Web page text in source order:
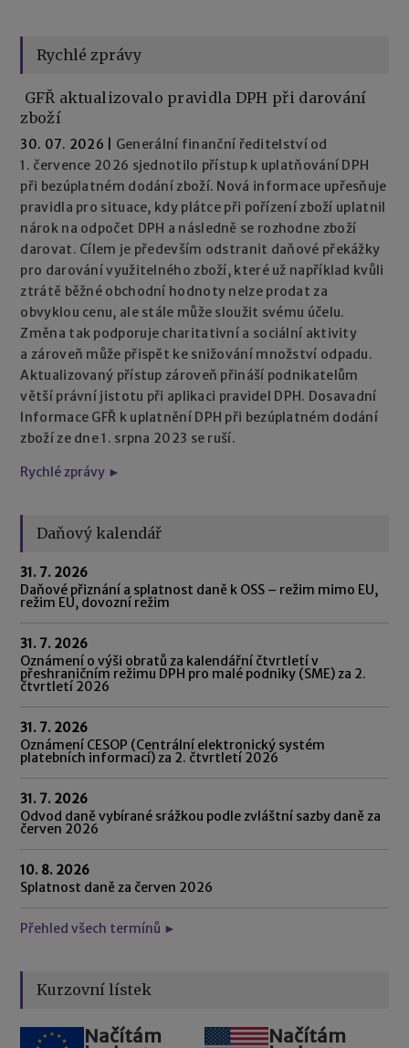
Rychlé zprávy
GFŘ aktualizovalo pravidla DPH při darování
zboží
30. 07. 2026
Generální finanční ředitelství od
1. července 2026 sjednotilo přístup k uplatňování DPH
při bezúplatném dodání zboží. Nová informace upřesňuje
pravidla pro situace, kdy plátce při pořízení zboží uplatnil
nárok na odpočet DPH a následně se rozhodne zboží
darovat. Cílem je především odstranit daňové překážky
pro darování využitelného zboží, které už například kvůli
ztrátě běžné obchodní hodnoty nelze prodat za
obvyklou cenu, ale stále může sloužit svému účelu.
Změna tak podporuje charitativní a sociální aktivity
a zároveň může přispět ke snižování množství odpadu.
Aktualizovaný přístup zároveň přináší podnikatelům
větší právní jistotu při aplikaci pravidel DPH. Dosavadní
Informace GFŘ k uplatnění DPH při bezúplatném dodání
zboží ze dne 1. srpna 2023 se ruší.
Rychlé zprávy ►
Daňový kalendář
31. 7. 2026
Daňové přiznání a splatnost daně k OSS – režim mimo EU,
režim EU, dovozní režim
31. 7. 2026
Oznámení o výši obratů za kalendářní čtvrtletí v
přeshraničním režimu DPH pro malé podniky (SME) za 2.
čtvrtletí 2026
31. 7. 2026
Oznámení CESOP (Centrální elektronický systém
platebních informací) za 2. čtvrtletí 2026
31. 7. 2026
Odvod daně vybírané srážkou podle zvláštní sazby daně za
červen 2026
10. 8. 2026
Splatnost daně za červen 2026
Přehled všech termínů ►
Kurzovní lístek
Načítám
Načítám